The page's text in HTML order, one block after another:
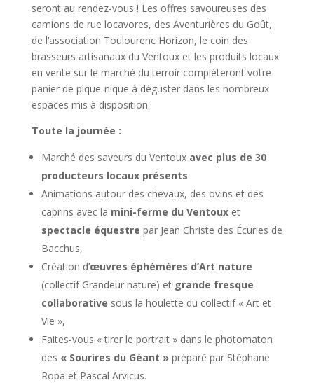
seront au rendez-vous ! Les offres savoureuses des
camions de rue locavores, des Aventurières du Goût,
de l’association Toulourenc Horizon, le coin des
brasseurs artisanaux du Ventoux et les produits locaux
en vente sur le marché du terroir complèteront votre
panier de pique-nique à déguster dans les nombreux
espaces mis à disposition.
Toute la journée :
Marché des saveurs du Ventoux avec plus de 30
producteurs locaux présents
Animations autour des chevaux, des ovins et des
caprins avec la mini-ferme du Ventouxet
spectacle équestre par Jean Christe des Écuries de
Bacchus,
Création d’œuvres éphémères d’Art nature
(collectif Grandeur nature) et grande fresque
collaborative sous la houlette du collectif « Art et
Vie »,
Faites-vous « tirer le portrait » dans le photomaton
des « Sourires du Géant »préparé par Stéphane
Ropa et Pascal Arvicus.